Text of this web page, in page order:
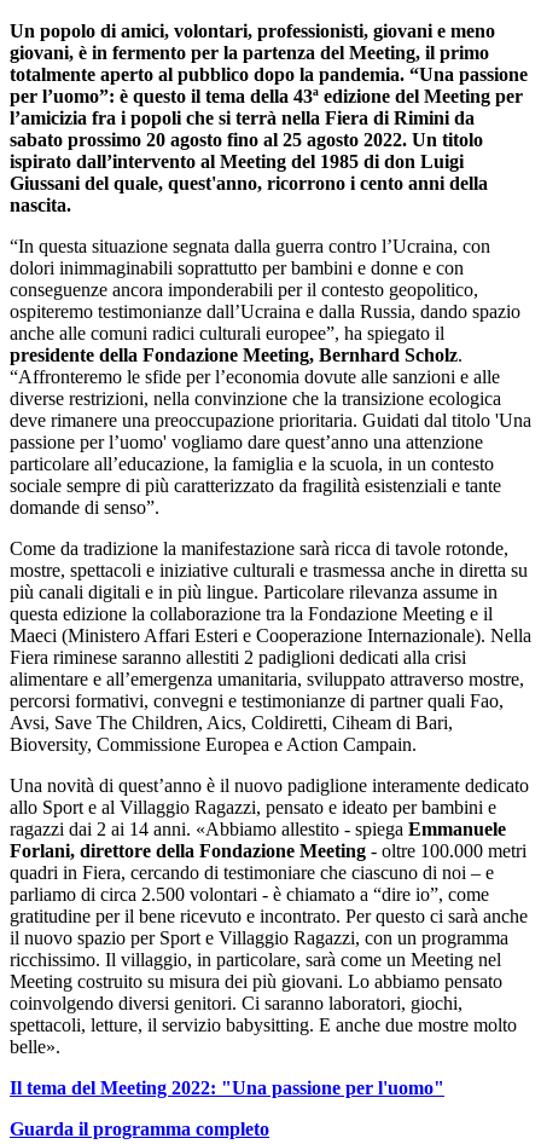
Un popolo di amici, volontari, professionisti, giovani e meno
giovani, è in fermento per la partenza del Meeting, il primo
totalmente aperto al pubblico dopo la pandemia. “Una passione
per l’uomo”: è questo il tema della 43ª edizione del Meeting per
l’amicizia fra i popoli che si terrà nella Fiera di Rimini da
sabato prossimo 20 agosto fino al 25 agosto 2022. Un titolo
ispirato dall’intervento al Meeting del 1985 di don Luigi
Giussani del quale, quest'anno, ricorrono i cento anni della
nascita.
“In questa situazione segnata dalla guerra contro l’Ucraina, con
dolori inimmaginabili soprattutto per bambini e donne e con
conseguenze ancora imponderabili per il contesto geopolitico,
ospiteremo testimonianze dall’Ucraina e dalla Russia, dando spazio
anche alle comuni radici culturali europee”, ha spiegato il
presidente della Fondazione Meeting, Bernhard Scholz.
“Affronteremo le sfide per l’economia dovute alle sanzioni e alle
diverse restrizioni, nella convinzione che la transizione ecologica
deve rimanere una preoccupazione prioritaria. Guidati dal titolo 'Una
passione per l’uomo' vogliamo dare quest’anno una attenzione
particolare all’educazione, la famiglia e la scuola, in un contesto
sociale sempre di più caratterizzato da fragilità esistenziali e tante
domande di senso”.
Come da tradizione la manifestazione sarà ricca di tavole rotonde,
mostre, spettacoli e iniziative culturali e trasmessa anche in diretta su
più canali digitali e in più lingue. Particolare rilevanza assume in
questa edizione la collaborazione tra la Fondazione Meeting e il
Maeci (Ministero Affari Esteri e Cooperazione Internazionale). Nella
Fiera riminese saranno allestiti 2 padiglioni dedicati alla crisi
alimentare e all’emergenza umanitaria, sviluppato attraverso mostre,
percorsi formativi, convegni e testimonianze di partner quali Fao,
Avsi, Save The Children, Aics, Coldiretti, Ciheam di Bari,
Bioversity, Commissione Europea e Action Campain.
Una novità di quest’anno è il nuovo padiglione interamente dedicato
allo Sport e al Villaggio Ragazzi, pensato e ideato per bambini e
ragazzi dai 2 ai 14 anni. «Abbiamo allestito - spiega Emmanuele
Forlani, direttore della Fondazione Meeting - oltre 100.000 metri
quadri in Fiera, cercando di testimoniare che ciascuno di noi – e
parliamo di circa 2.500 volontari - è chiamato a “dire io”, come
gratitudine per il bene ricevuto e incontrato. Per questo ci sarà anche
il nuovo spazio per Sport e Villaggio Ragazzi, con un programma
ricchissimo. Il villaggio, in particolare, sarà come un Meeting nel
Meeting costruito su misura dei più giovani. Lo abbiamo pensato
coinvolgendo diversi genitori. Ci saranno laboratori, giochi,
spettacoli, letture, il servizio babysitting. E anche due mostre molto
belle».
Il tema del Meeting 2022: "Una passione per l'uomo"
Guarda il programma completo